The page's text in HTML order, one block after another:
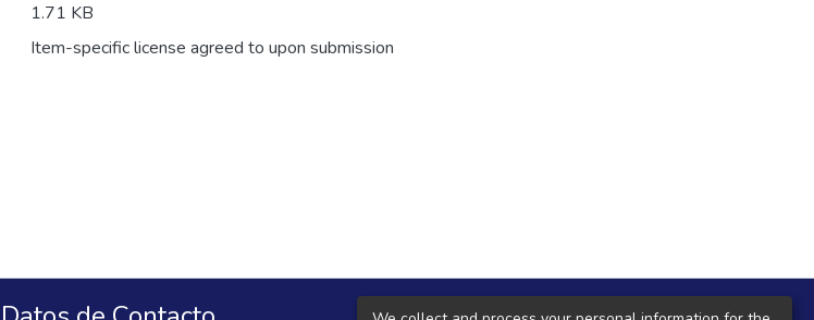
1.71 KB
Item-specific license agreed to upon submission